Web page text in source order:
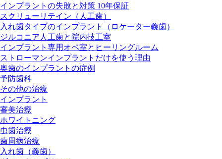
インプラントの失敗と対策 10年保証
スクリューリテイン（人工歯）
入れ歯タイプのインプラント（ロケーター義歯）
ジルコニア人工歯と院内技工室
インプラント専用オペ室とヒーリングルーム
ストローマンインプラントだけを使う理由
奥歯のインプラントの症例
予防歯科
その他の治療
インプラント
審美治療
ホワイトニング
虫歯治療
歯周病治療
入れ歯（義歯）